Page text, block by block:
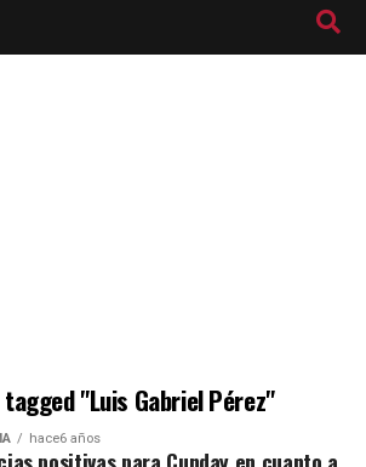
"Luis Gabriel Pérez"
hace6 años
positivas para Cunday en cuanto a